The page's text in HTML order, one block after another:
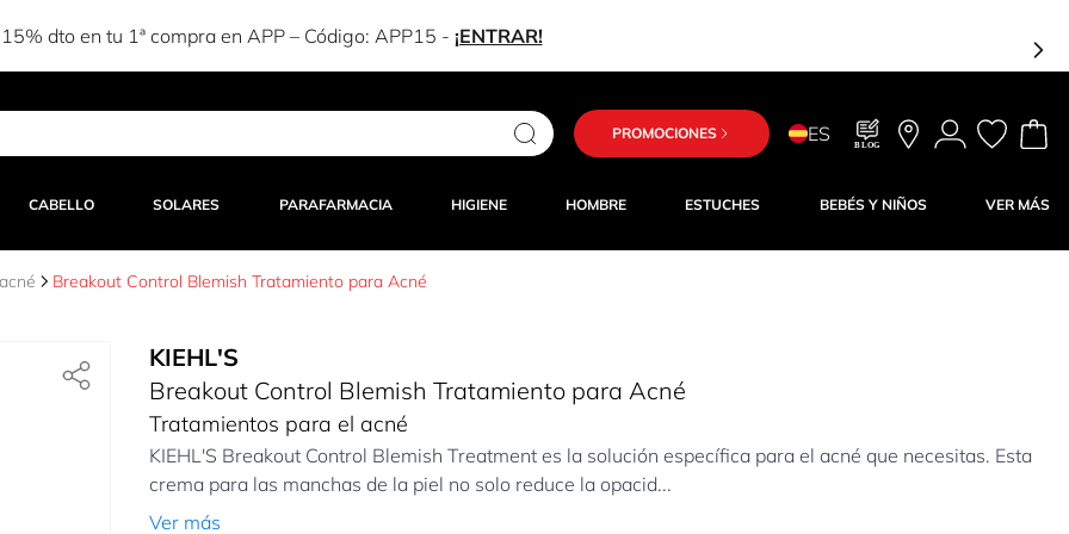
dto en tu 1ª compra en APP – Código: APP15 - ¡ENTRAR!
PROMOCIONES ES BLOG
CABELLO SOLARES PARAFARMACIA HIGIENE HOMBRE ESTUCHES BEBÉS Y NIÑOS VER MÁS
Breakout Control Blemish Tratamiento para Acné
KIEHL'S
Breakout Control Blemish Tratamiento para Acné
Tratamientos para el acné
KIEHL'S Breakout Control Blemish Treatment es la solución específica para el acné que necesitas. Esta
crema para las manchas de la piel no solo reduce la opacid...
Ver más